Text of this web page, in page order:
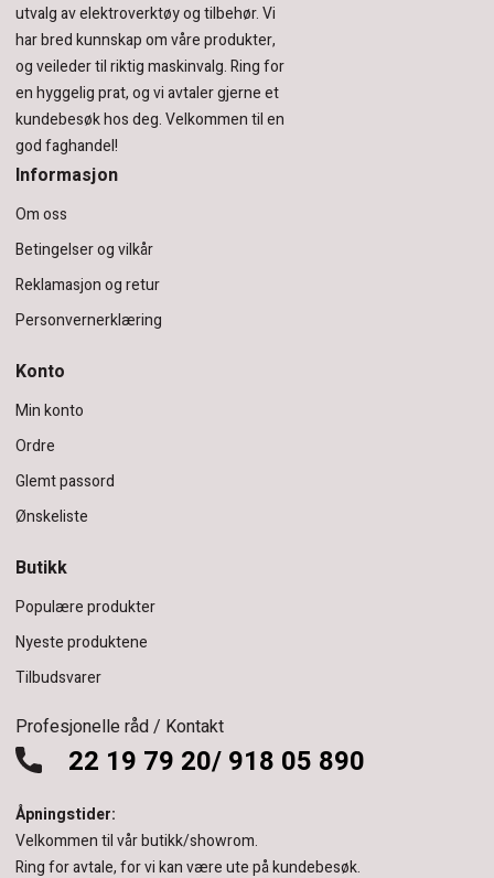
utvalg av elektroverktøy og tilbehør.Vi
har bred kunnskap om våre produkter,
og veileder til riktig maskinvalg. Ring for
en hyggelig prat, og vi avtaler gjerne et
kundebesøk hos deg.Velkommen til en
god faghandel!
Informasjon
Om oss
Betingelser og vilkår
Reklamasjon og retur
Personvernerklæring
Konto
Min konto
Ordre
Glemt passord
Ønskeliste
Butikk
Populære produkter
Nyeste produktene
Tilbudsvarer
Profesjonelle råd / Kontakt
22 19 79 20/ 918 05 890
Åpningstider:
Velkommen til vår butikk/showrom.
Ring for avtale, for vi kan være ute på kundebesøk.